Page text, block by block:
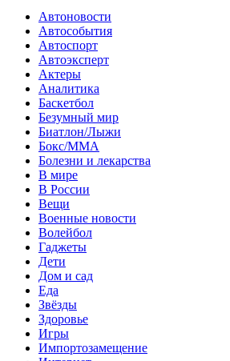
Автоновости
Автособытия
Автоспорт
Автоэксперт
Актеры
Аналитика
Баскетбол
Безумный мир
Биатлон/Лыжи
Бокс/MMA
Болезни и лекарства
В мире
В России
Вещи
Военные новости
Волейбол
Гаджеты
Дети
Дом и сад
Еда
Звёзды
Здоровье
Игры
Импортозамещение